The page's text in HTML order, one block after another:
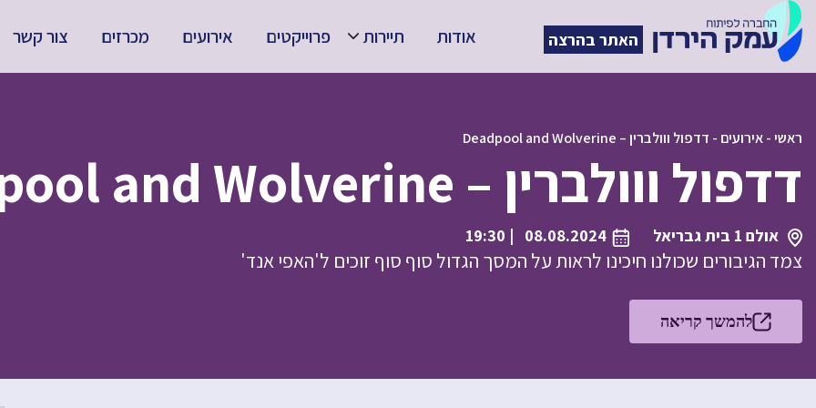
האתר בהרצה אודות תיירות פרוייקטים אירועים מכרזים צור קשר
ראשי-אירועים - דדפול ווולברין – Deadpool and Wolverine
דדפול ווולברין – Deadpool and Wolverine
אולם 1 בית גבריאל 08.08.2024
| 19:30
צמד הגיבורים שכולנו חיכינו לראות על המסך הגדול סוף סוף זוכים ל'האפי אנד'
להמשך קריאה